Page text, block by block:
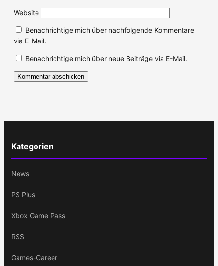
Website
Benachrichtige mich über nachfolgende Kommentare
via E-Mail.
Benachrichtige mich über neue Beiträge via E-Mail.
Kategorien
News
PS Plus
Xbox Game Pass
RSS
Games-Career